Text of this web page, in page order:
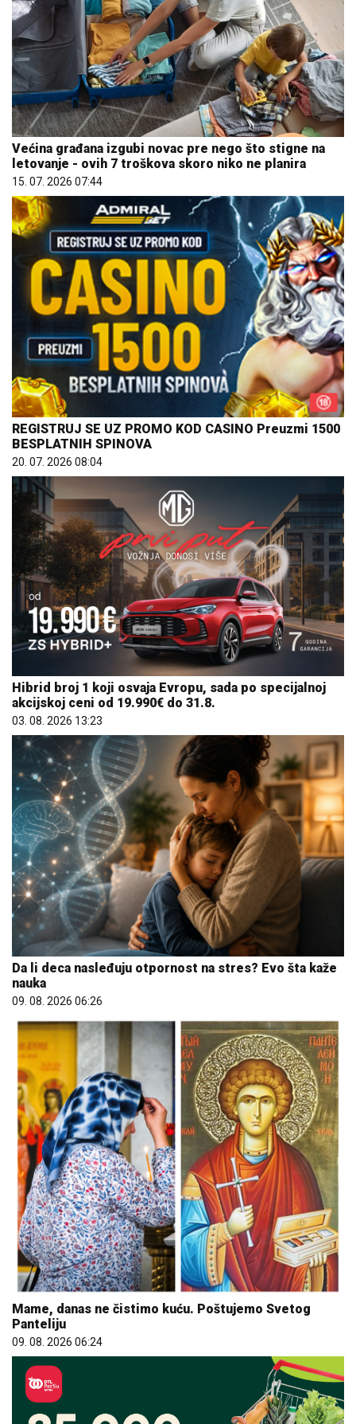
Većina građana izgubi novac pre nego što stigne na
letovanje - ovih 7 troškova skoro niko ne planira
15. 07. 2026 07:44
REGISTRUJ SE UZ PROMO KOD CASINO Preuzmi 1500
BESPLATNIH SPINOVA
20. 07. 2026 08:04
Hibrid broj 1 koji osvaja Evropu, sada po specijalnoj
akcijskoj ceni od 19.990€ do 31.8.
03. 08. 2026 13:23
Da li deca nasleđuju otpornost na stres? Evo šta kaže
nauka
09. 08. 2026 06:26
Mame, danas ne čistimo kuću. Poštujemo Svetog
Panteliju
09. 08. 2026 06:24